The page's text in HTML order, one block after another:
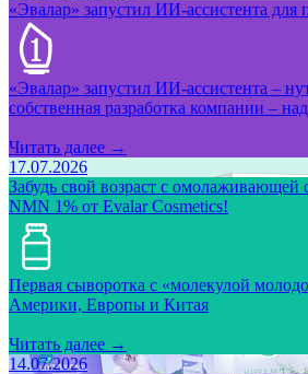
«Эвалар» запустил ИИ-ассистента
«Эвалар» запустил ИИ-ассистента –
собственная разработка компании –
Читать далее →
17.07.2026
Забудь свой возраст с омолаживающей
NMN 1% от Evalar Cosmetics!
Первая сыворотка с «молекулой
Америки, Европы и Китая
Читать далее →
14.07.2026